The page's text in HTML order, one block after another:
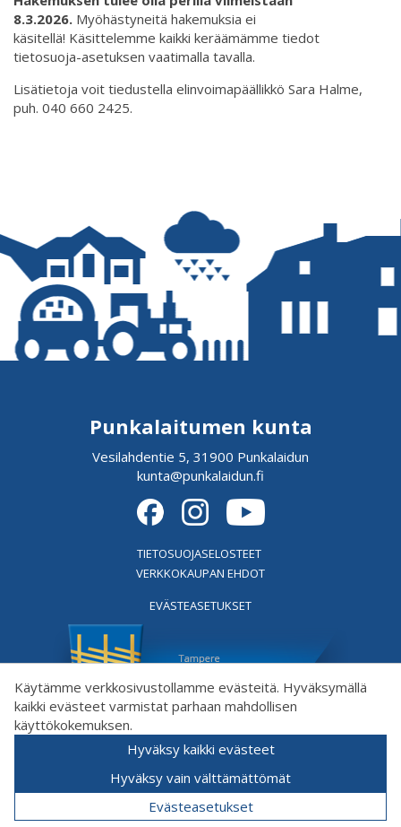
Käytämme verkkosivustollamme evästeitä. Hyväksymällä
kaikki evästeet varmistat parhaan mahdollisen
käyttökokemuksen.
Hyväksy kaikki evästeet
Hyväksy vain välttämättömät
Evästeasetukset
8.3.2026. Myöhästyneitä hakemuksia ei
käsitellä! Käsittelemme kaikki keräämämme tiedot
tietosuoja-asetuksen vaatimalla tavalla.
Lisätietoja voit tiedustella elinvoimapäällikkö Sara Halme,
puh. 040 660 2425.
Punkalaitumen kunta
Vesilahdentie 5, 31900 Punkalaidun
kunta@punkalaidun.fi
TIETOSUOJASELOSTEET
VERKKOKAUPAN EHDOT
EVÄSTEASETUKSET